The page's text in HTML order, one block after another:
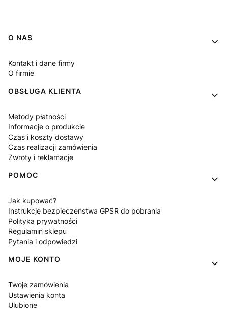
Linki w stopce
O NAS
Kontakt i dane firmy
O firmie
OBSŁUGA KLIENTA
Metody płatności
Informacje o produkcie
Czas i koszty dostawy
Czas realizacji zamówienia
Zwroty i reklamacje
POMOC
Jak kupować?
Instrukcje bezpieczeństwa GPSR do pobrania
Polityka prywatności
Regulamin sklepu
Pytania i odpowiedzi
MOJE KONTO
Twoje zamówienia
Ustawienia konta
Ulubione